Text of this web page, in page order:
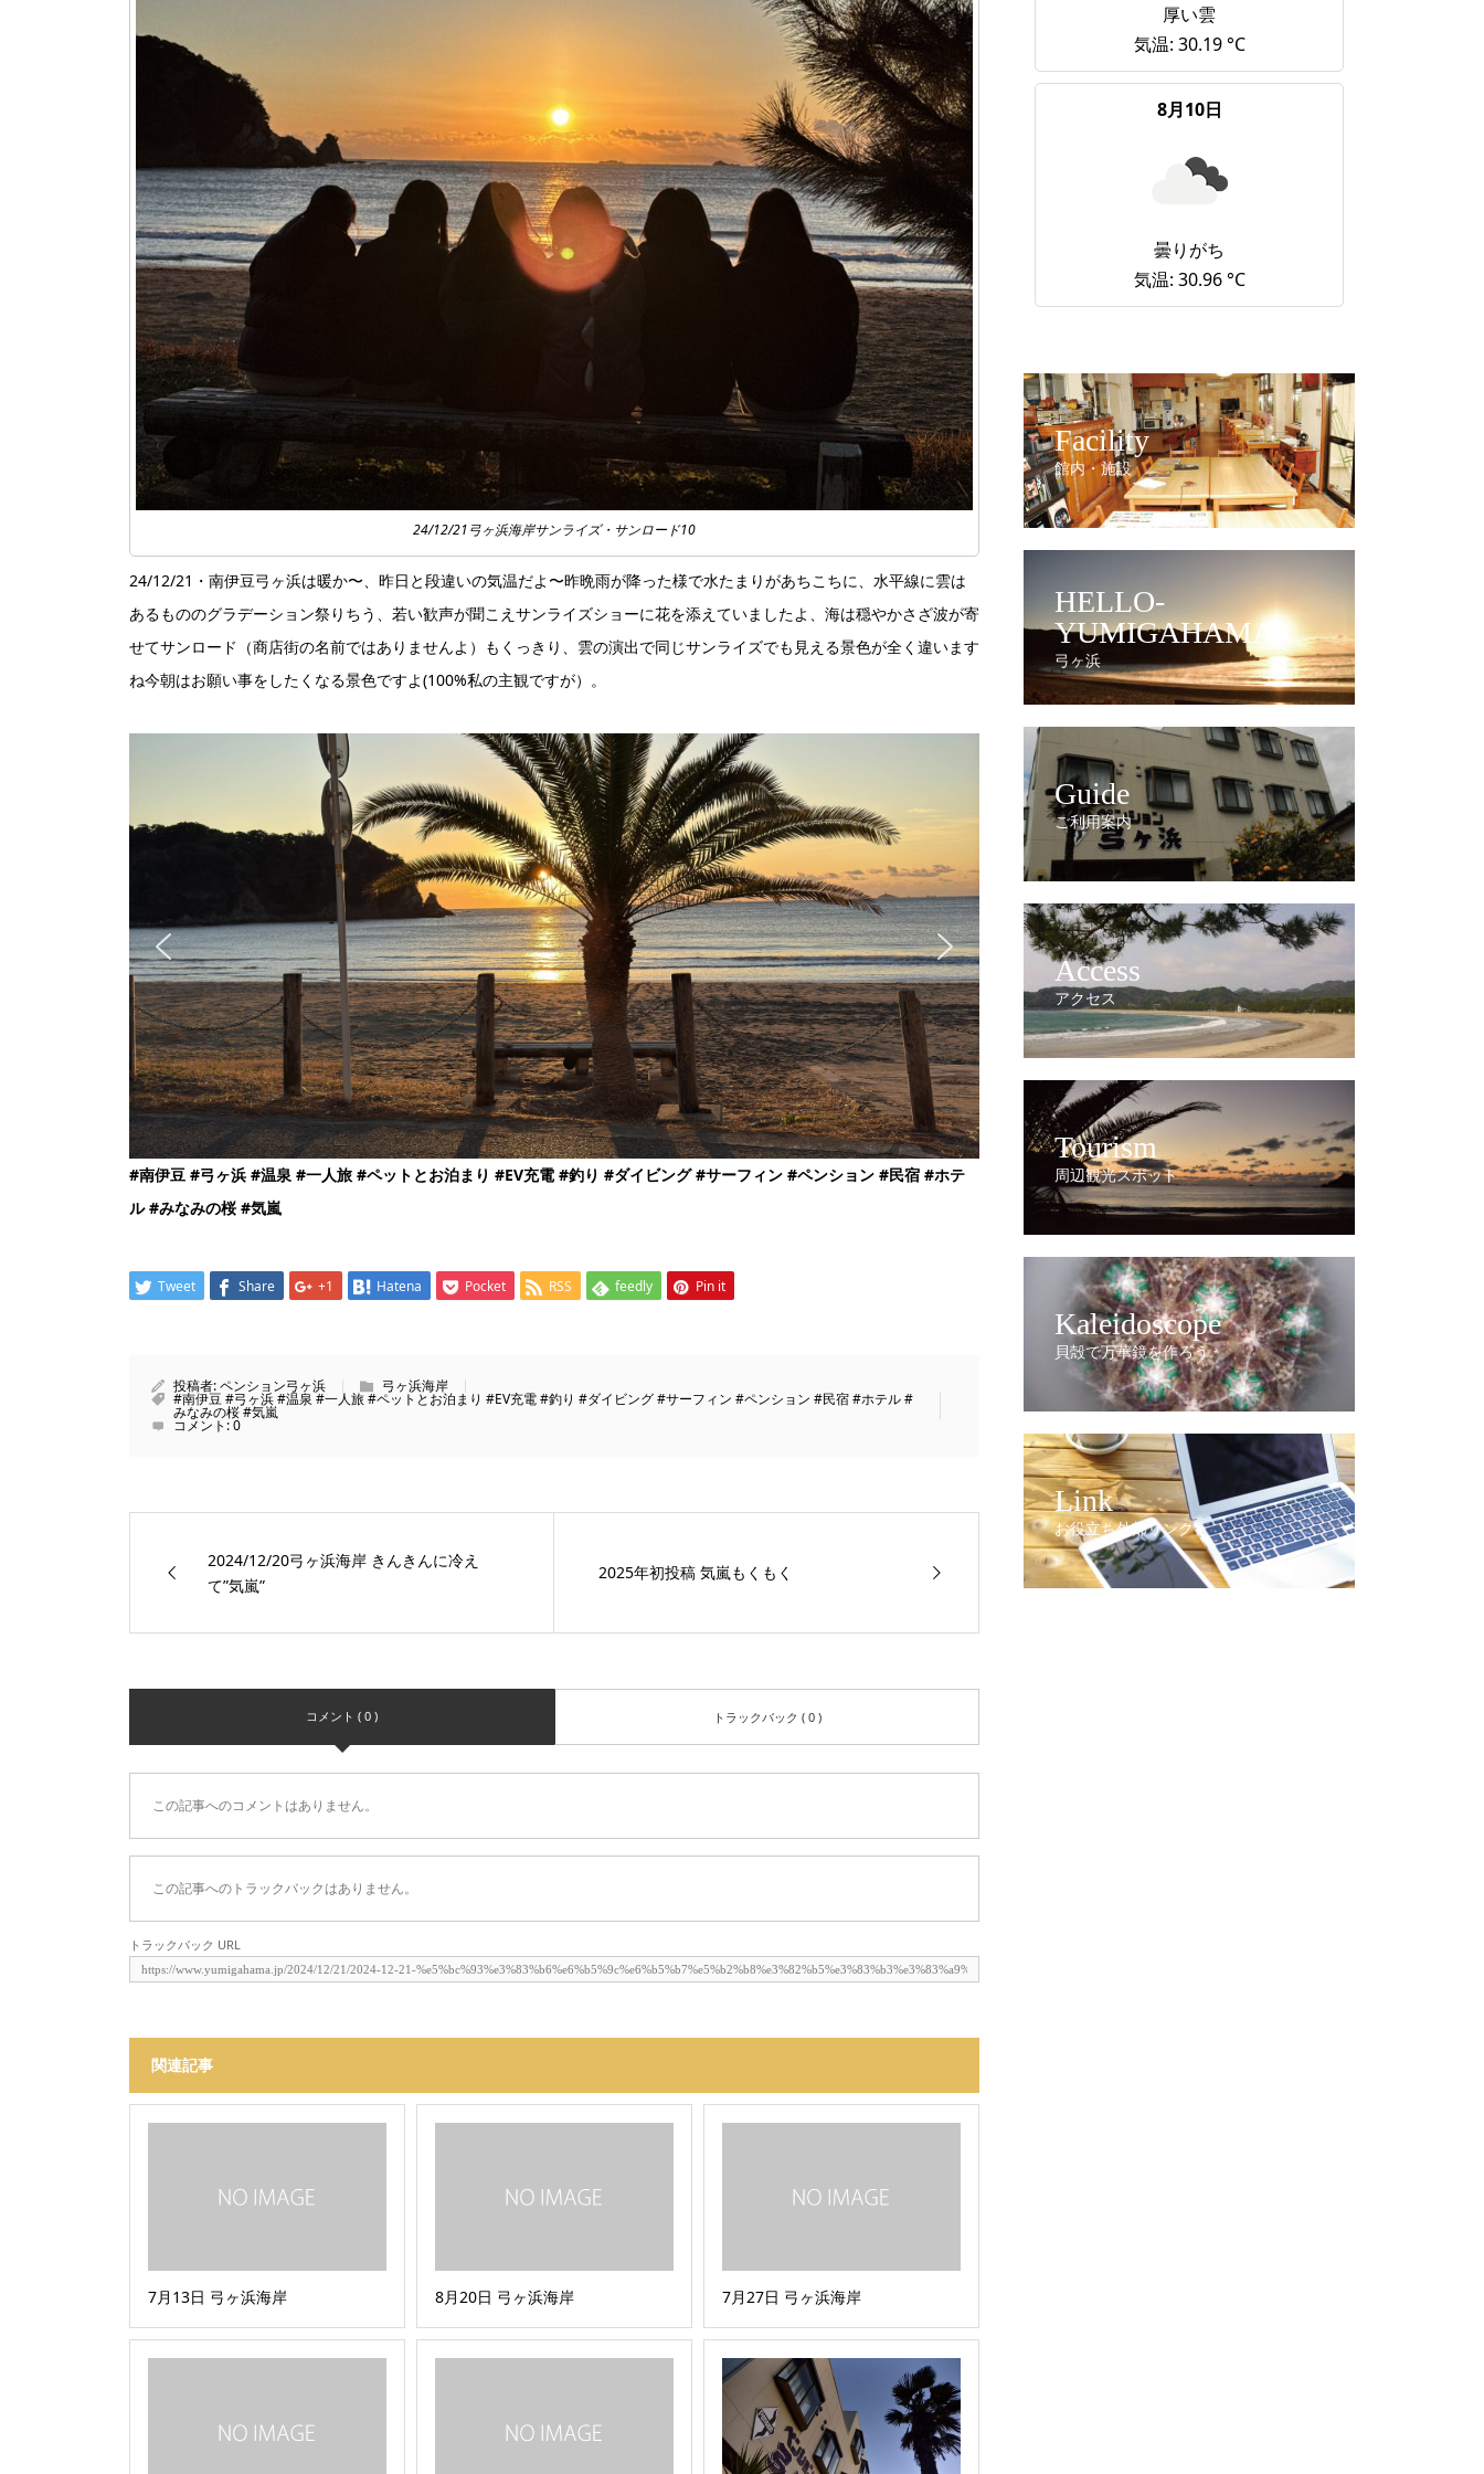
24/12/21弓ヶ浜海岸サンライズ・サンロード10
24/12/21・南伊豆弓ヶ浜は暖か〜、昨日と段違いの気温だよ〜昨晩雨が降った様で水たまりがあちこちに、水平線に雲は
あるもののグラデーション祭りちう、若い歓声が聞こえサンライズショーに花を添えていましたよ、海は穏やかさざ波が寄
せてサンロード（商店街の名前ではありませんよ）もくっきり、雲の演出で同じサンライズでも見える景色が全く違います
ね今朝はお願い事をしたくなる景色ですよ(100%私の主観ですが）。
#南伊豆 #弓ヶ浜 #温泉 #一人旅 #ペットとお泊まり #EV充電 #釣り #ダイビング#サーフィン #ペンション #民宿 #ホテ
ル#みなみの桜 #気嵐
Tweet Share +1 Hatena Pocket RSS feedly Pin it
投稿者:ペンション弓ヶ浜 弓ヶ浜海岸
#南伊豆 #弓ヶ浜 #温泉 #一人旅 #ペットとお泊まり #EV充電 #釣り #ダイビング #サーフィン #ペンション #民宿 #ホテル #
みなみの桜 #気嵐
コメント:0
2024/12/20弓ヶ浜海岸 きんきんに冷え
て”気嵐”
2025年初投稿 気嵐もくもく
コメント ( 0 ) トラックバック ( 0 )
この記事へのコメントはありません。
この記事へのトラックバックはありません。
トラックバック URL
関連記事
7月13日 弓ヶ浜海岸 8月20日 弓ヶ浜海岸 7月27日 弓ヶ浜海岸
厚い雲
気温: 30.19 °C
8月10日
曇りがち
気温: 30.96 °C
Facility
館内・施設
HELLO-
YUMIGAHAMA
弓ヶ浜
Guide
ご利用案内
Access
アクセス
Tourism
周辺観光スポット
Kaleidoscope
貝殻で万華鏡を作ろう
Link
お役立ち外部リンク